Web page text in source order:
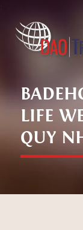
LIFE
QUY